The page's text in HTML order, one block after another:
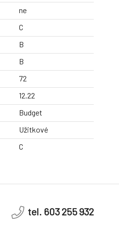
ne
C
B
B
72
12.22
Budget
Užitkové
C
tel. 603 255 932